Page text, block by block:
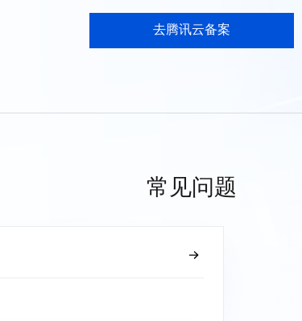
去腾讯云备案
常见问题